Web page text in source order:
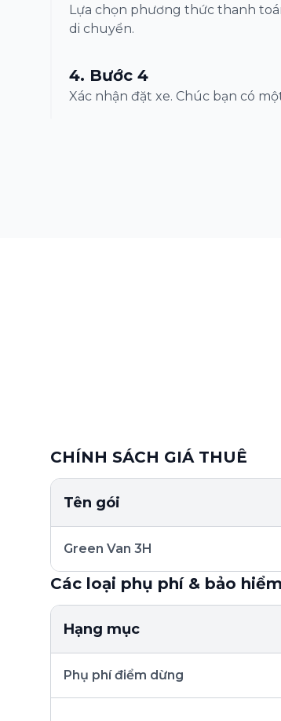
Lựa chọn phương thức thanh
di chuyển.
4. Bước 4
Xác nhận đặt xe. Chúc bạn có
CHÍNH SÁCH GIÁ THUÊ
Tên gói
Green Van 3H
Các loại phụ phí & bảo
Hạng mục
Phụ phí điểm dừng